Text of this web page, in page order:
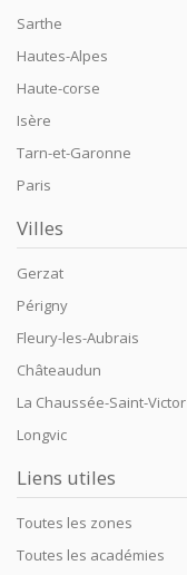
Sarthe
Hautes-Alpes
Haute-corse
Isère
Tarn-et-Garonne
Paris
Villes
Gerzat
Périgny
Fleury-les-Aubrais
Châteaudun
La Chaussée-Saint-Victor
Longvic
Liens utiles
Toutes les zones
Toutes les académies